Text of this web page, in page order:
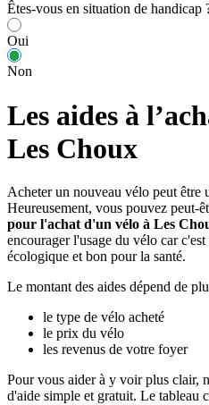
Êtes-vous en situation de handicap
Oui
Non
Les aides à
Les Choux
Acheter un nouveau vélo peut être
Heureusement, vous pouvez peut-
pour l'achat d'un vélo à Les
encourager l'usage du vélo car
écologique et bon pour la santé.
Le montant des aides dépend de
le type de vélo acheté
le prix du vélo
les revenus de votre foyer
Pour vous aider à y voir plus clair,
d'aide simple et gratuit. Le tableau